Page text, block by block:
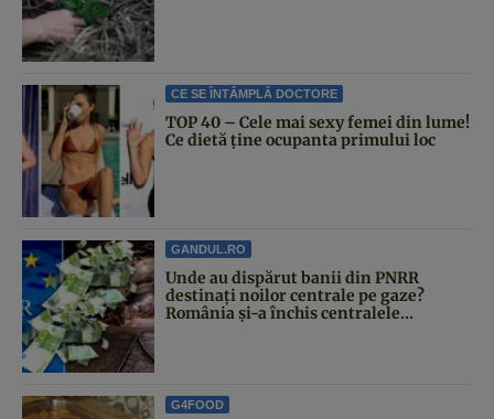
CE SE ÎNTÂMPLĂ DOCTORE
TOP 40 – Cele mai sexy femei din lume!
Ce dietă ține ocupanta primului loc
GANDUL.RO
Unde au dispărut banii din PNRR
destinați noilor centrale pe gaze?
România și-a închis centralele...
G4FOOD